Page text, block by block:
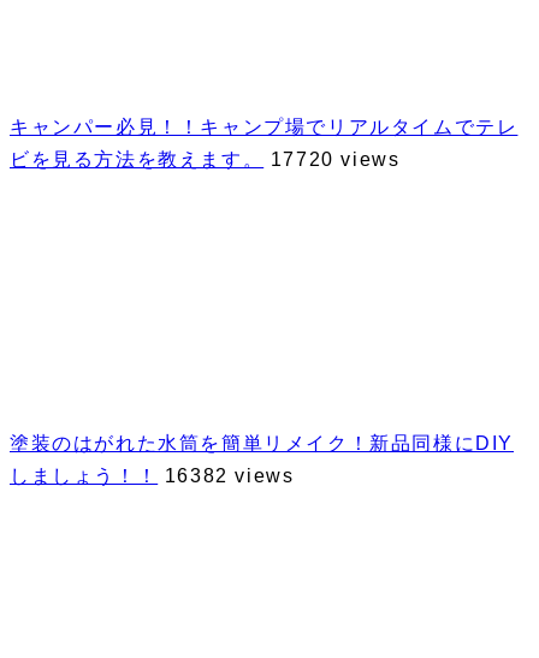
キャンパー必見！！キャンプ場でリアルタイムでテレ
ビを見る方法を教えます。
17720 views
塗装のはがれた水筒を簡単リメイク！新品同様にDIY
しましょう！！
16382 views